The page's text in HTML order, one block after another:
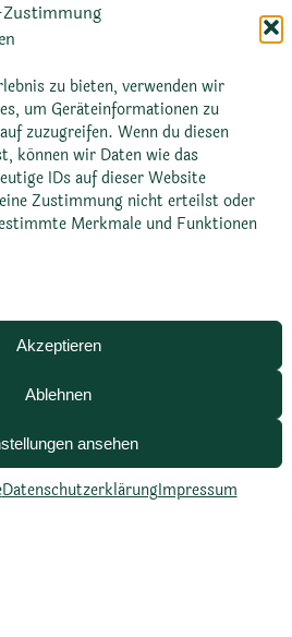
zu bieten, verwenden wir
um Geräteinformationen zu
zuzugreifen. Wenn du diesen
können wir Daten wie das
IDs auf dieser Website
Zustimmung nicht erteilst oder
Merkmale und Funktionen
Akzeptieren
Ablehnen
ansehen
Datenschutz­erklärungImpressum
erscheinen an
Stängeln bis zu 15
cm lang
bis November